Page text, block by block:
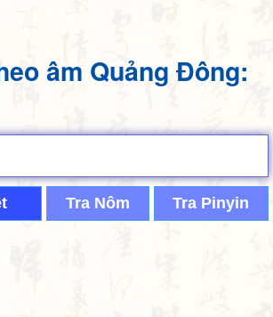
âm Quảng Đông:
Tra Nôm Tra Pinyin